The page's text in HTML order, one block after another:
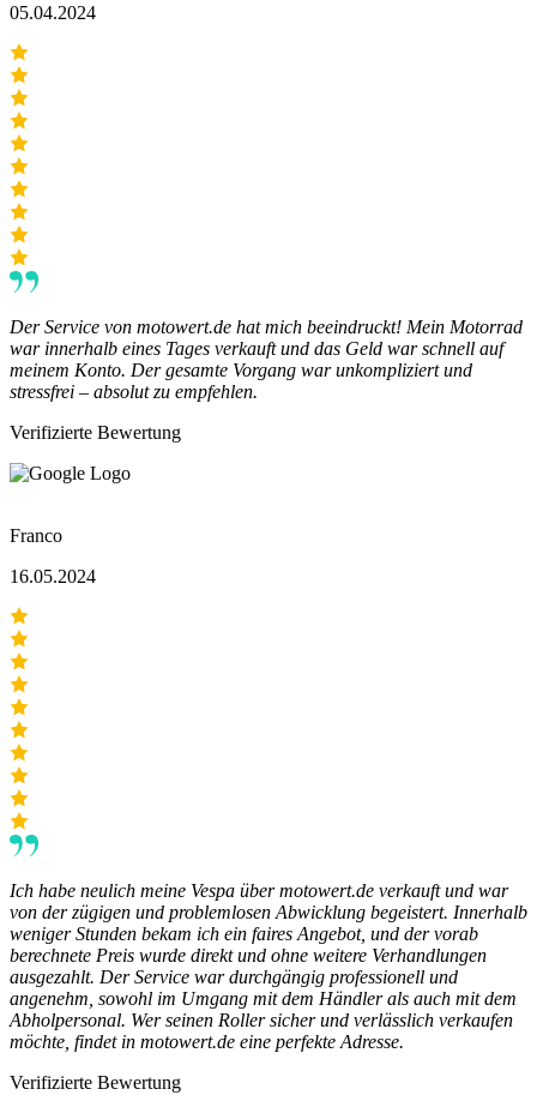
05.04.2024
Der Service von motowert.de hat mich beeindruckt! Mein Motorrad
war innerhalb eines Tages verkauft und das Geld war schnell auf
meinem Konto. Der gesamte Vorgang war unkompliziert und
stressfrei – absolut zu empfehlen.
Verifizierte Bewertung
Franco
16.05.2024
Ich habe neulich meine Vespa über motowert.de verkauft und war
von der zügigen und problemlosen Abwicklung begeistert. Innerhalb
weniger Stunden bekam ich ein faires Angebot, und der vorab
berechnete Preis wurde direkt und ohne weitere Verhandlungen
ausgezahlt. Der Service war durchgängig professionell und
angenehm, sowohl im Umgang mit dem Händler als auch mit dem
Abholpersonal. Wer seinen Roller sicher und verlässlich verkaufen
möchte, findet in motowert.de eine perfekte Adresse.
Verifizierte Bewertung